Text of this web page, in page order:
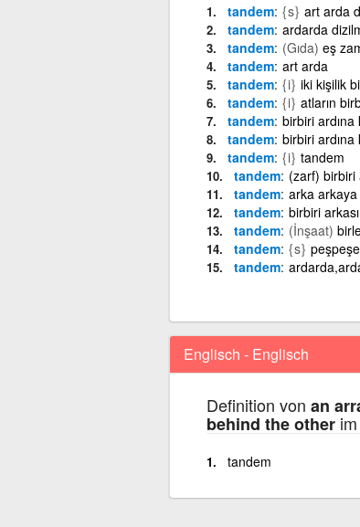
tandem {s} art arda
tandem ardarda
tandem (Gıda) eş
tandem art arda
tandem {i} iki kişilik
tandem {i} atların
tandem birbiri
tandem birbiri
tandem {i} tandem
tandem (zarf) birbiri
tandem arka arkaya
tandem birbiri
tandem (İnşaat)
tandem {s} peşpeşe
tandem
Englisch - Englisch
Definition von an
behind the otherim
tandem